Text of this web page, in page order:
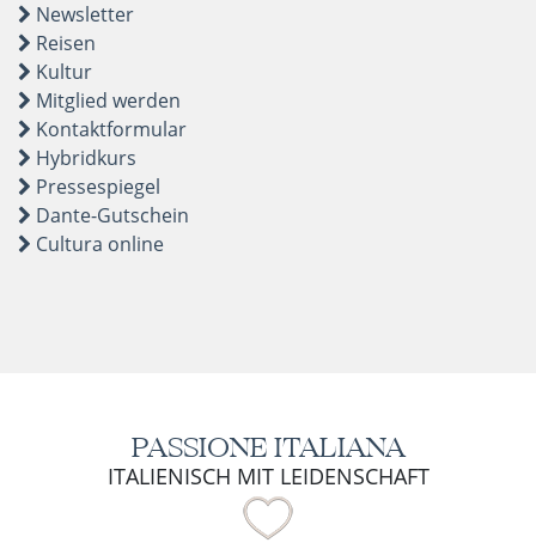
Newsletter
Reisen
Kultur
Mitglied werden
Kontaktformular
Hybridkurs
Pressespiegel
Dante-Gutschein
Cultura online
PASSIONE ITALIANA
ITALIENISCH MIT LEIDENSCHAFT